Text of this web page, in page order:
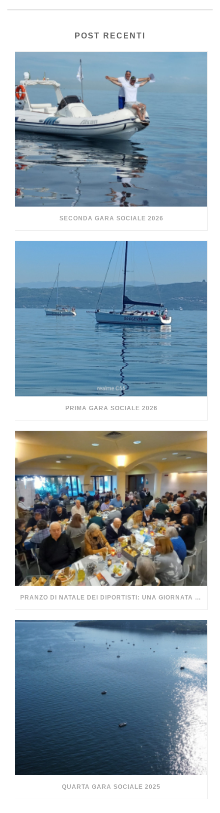
POST RECENTI
SECONDA GARA SOCIALE 2026
PRIMA GARA SOCIALE 2026
PRANZO DI NATALE DEI DIPORTISTI: UNA GIORNATA DA RICORDARE
QUARTA GARA SOCIALE 2025